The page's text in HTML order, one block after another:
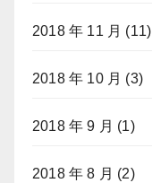
2018 年 11 月 (11)
2018 年 10 月 (3)
2018 年 9 月 (1)
2018 年 8 月 (2)